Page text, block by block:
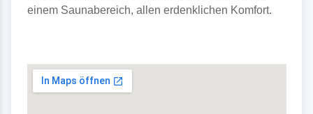
einem Saunabereich, allen erdenklichen Komfort.